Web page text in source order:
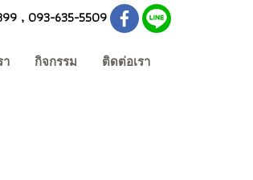
, 093-635-5509
า กิจกรรม ติดต่อเรา